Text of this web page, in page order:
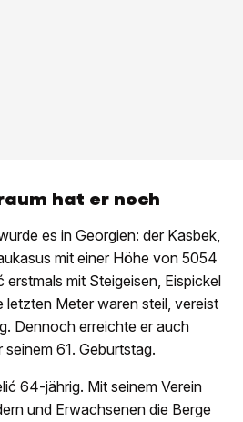
hat er noch
es in Georgien: der Kasbek,
mit einer Höhe von 5054
erstmals mit Steigeisen, Eispickel
letzten Meter waren steil, vereist
Dennoch erreichte er auch
61. Geburtstag.
64-jährig. Mit seinem Verein
und Erwachsenen die Berge